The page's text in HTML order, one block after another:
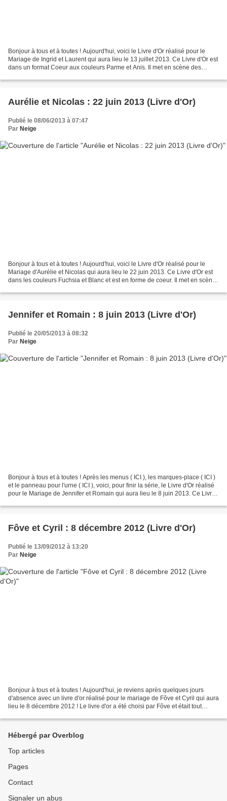
Bonjour à tous et à toutes ! Aujourd'hui, voici le Livre d'Or réalisé pour le
Mariage de Ingrid et Laurent qui aura lieu le 13 juillet 2013. Ce Livre d'Or est
dans un format Coeur aux couleurs Parme et Anis. Il met en scène des
Aurélie et Nicolas : 22 juin 2013 (Livre d'Or)
Publié le 08/06/2013 à 07:47
Par Neige
Bonjour à tous et à toutes ! Aujourd'hui, voici le Livre d'Or réalisé pour le
Mariage d'Aurélie et Nicolas qui aura lieu le 22 juin 2013. Ce Livre d'Or est
dans les couleurs Fuchsia et Blanc et est en forme de coeur. Il met en scène
Jennifer et Romain : 8 juin 2013 (Livre d'Or)
Publié le 20/05/2013 à 08:32
Par Neige
Bonjour à tous et à toutes ! Après les menus ( ICI ), les marques-place ( ICI )
et le panneau pour l'urne ( ICI ), voici, pour finir la série, le Livre d'Or réalisé
pour le Mariage de Jennifer et Romain qui aura lieu le 8 juin 2013. Ce Livre
Fôve et Cyril : 8 décembre 2012 (Livre d'Or)
Publié le 13/09/2012 à 13:20
Par Neige
Bonjour à tous et à toutes ! Aujourd'hui, je reviens après quelques jours
d'absence avec un livre d'or réalisé pour le mariage de Fôve et Cyril qui aura
lieu le 8 décembre 2012 ! Le livre d'or a été choisi par Fôve et était tout
Hébergé par Overblog
Top articles
Pages
Contact
Signaler un abus